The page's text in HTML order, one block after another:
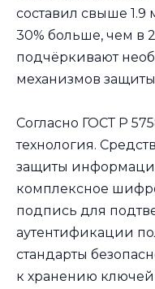
составил свыше 1.9
30% больше, чем в
подчёркивают
механизмов
Согласно ГОСТ Р
технология.
защиты
комплексное
подпись для
аутентификации
стандарты
к хранению